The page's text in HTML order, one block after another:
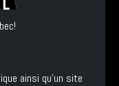
ainsi qu'un site